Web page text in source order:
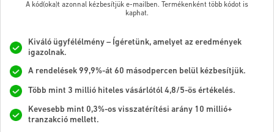
A kód(oka)t azonnal kézbesítjük e-mailben. Termékenként több kódot is
kaphat.
Kiváló ügyfélélmény – Ígéretünk, amelyet az eredmények
igazolnak.
A rendelések 99,9%-át 60 másodpercen belül kézbesítjük.
Több mint 3 millió hiteles vásárlótól 4,8/5-ös értékelés.
Kevesebb mint 0,3%-os visszatérítési arány 10 millió+
tranzakció mellett.